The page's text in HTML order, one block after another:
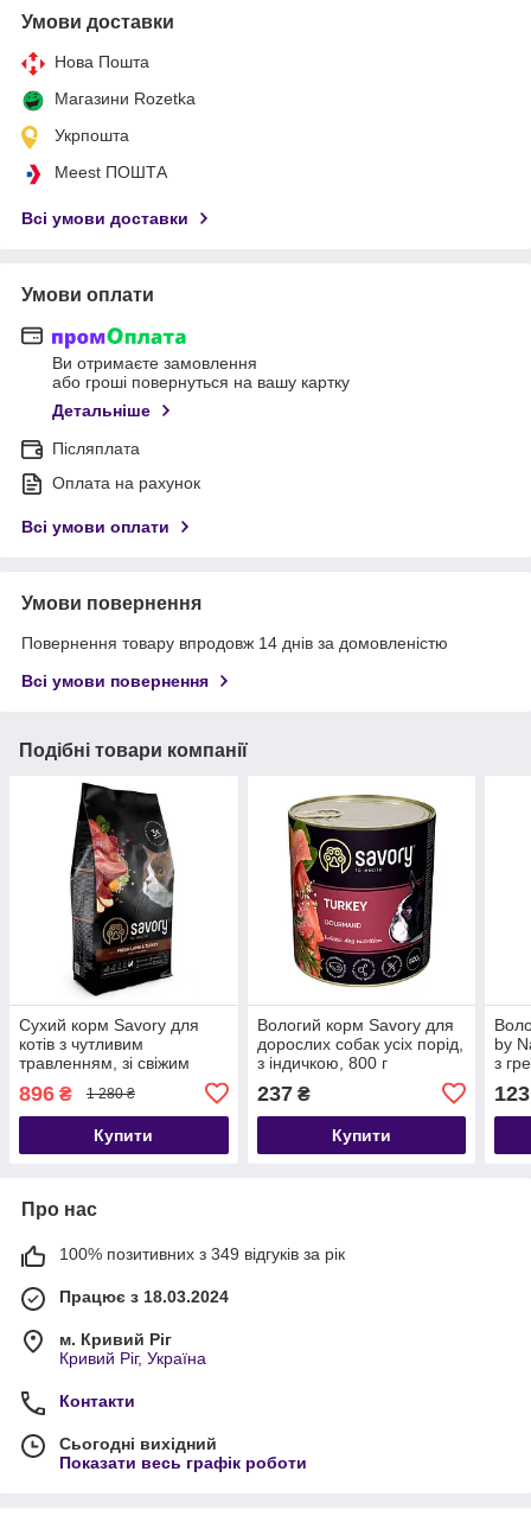
Умови доставки
Нова Пошта
Магазини Rozetka
Укрпошта
Meest ПОШТА
Всі умови доставки
Умови оплати
Ви отримаєте замовлення
або гроші повернуться на вашу картку
Детальніше
Післяплата
Оплата на рахунок
Всі умови оплати
Умови повернення
Повернення товару впродовж 14 днів за домовленістю
Всі умови повернення
Подібні товари компанії
Сухий корм Savory для
котів з чутливим
травленням, зі свіжим
896 ₴ 1 280 ₴
Купити
Вологий корм Savory для
дорослих собак усіх порід,
з індичкою, 800 г
237₴
Купити
by
з
123
Про нас
100% позитивних з 349 відгуків за рік
Працює з 18.03.2024
м. Кривий Ріг
Кривий Ріг, Україна
Контакти
Сьогодні вихідний
Показати весь графік роботи